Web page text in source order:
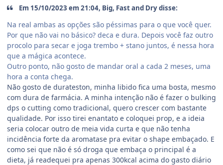
Em 15/10/2023 em 21:04, Big, Fast and Dry disse:
Na real ambas as opções são péssimas para o que você quer.
Por que não vai no básico? deca e dura. Depois você faz outro
procolo para secar e joga trembo + stano juntos, é nessa hora
que a mágica acontece.
Outro ponto, não gosto de mandar oral a cada 2 meses, uma
hora a conta chega.
Não gosto de durateston, minha libido fica uma bosta, mesmo
com dura de farmácia. A minha intenção não é fazer o bulking
dps o cutting como tradicional, quero crescer com bastante
qualidade. Por isso tirei enantato e coloquei prop, e a ideia
seria colocar outro de meia vida curta e que não tenha
incidência forte da aromatase pra evitar o shape embaçado. E
como sei que não é só droga que embaça o principal é a
dieta, já readequei pra apenas 300kcal acima do gasto diário